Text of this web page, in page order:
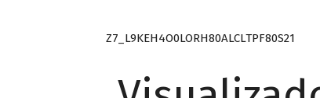
Z7_L9KEH4O0LORH80ALCLTPF80S21